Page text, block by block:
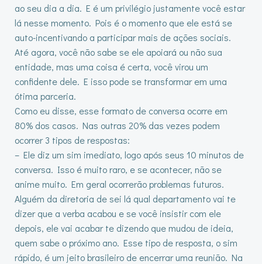
ao seu dia a dia. E é um privilégio justamente você estar
lá nesse momento. Pois é o momento que ele está se
auto-incentivando a participar mais de ações sociais.
Até agora, você não sabe se ele apoiará ou não sua
entidade, mas uma coisa é certa, você virou um
confidente dele. E isso pode se transformar em uma
ótima parceria.
Como eu disse, esse formato de conversa ocorre em
80% dos casos. Nas outras 20% das vezes podem
ocorrer 3 tipos de respostas:
– Ele diz um sim imediato, logo após seus 10 minutos de
conversa. Isso é muito raro, e se acontecer, não se
anime muito. Em geral ocorrerão problemas futuros.
Alguém da diretoria de sei lá qual departamento vai te
dizer que a verba acabou e se você insistir com ele
depois, ele vai acabar te dizendo que mudou de ideia,
quem sabe o próximo ano. Esse tipo de resposta, o sim
rápido, é um jeito brasileiro de encerrar uma reunião. Na